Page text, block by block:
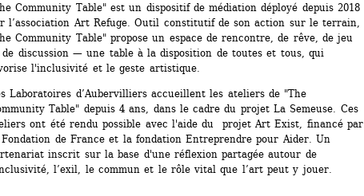
Community Table" est un dispositif de médiation déployé depuis 2018
l’association Art Refuge. Outil constitutif de son action sur le terrain,
Community Table" propose un espace de rencontre, de rêve, de jeu
discussion — une table à la disposition de toutes et tous, qui
l'inclusivité et le geste artistique.
Laboratoires d’Aubervilliers accueillent les ateliers de "The
Table" depuis 4 ans, dans le cadre du projet La Semeuse. Ces
ont été rendu possible avec l'aide du projet Art Exist, financé par
de France et la fondation Entreprendre pour Aider. Un
inscrit sur la base d'une réflexion partagée autour de
l’exil, le commun et le rôle vital que l’art peut y jouer.